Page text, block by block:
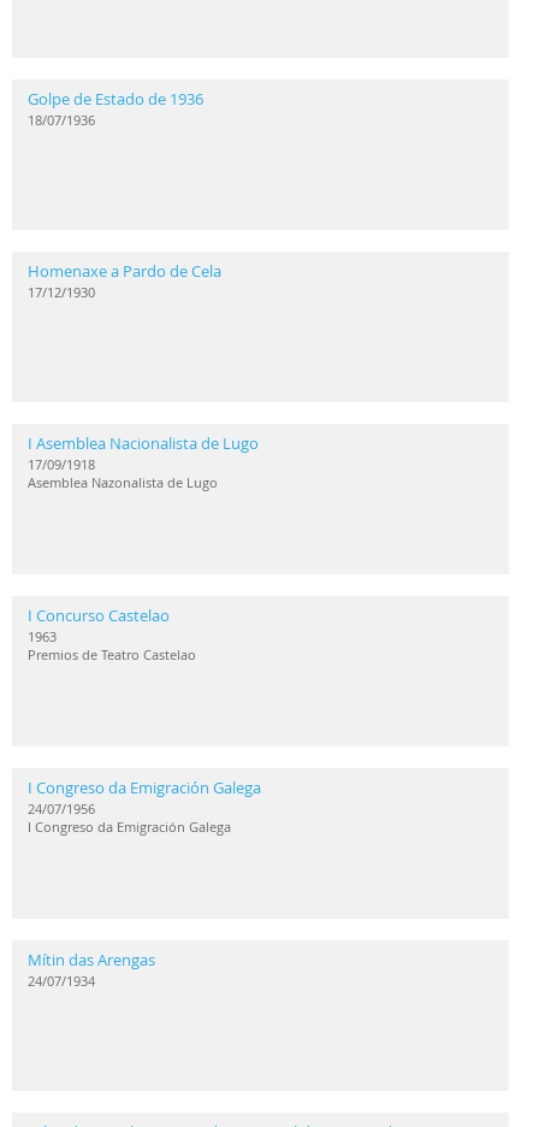
Golpe de Estado de 1936
18/07/1936
Homenaxe a Pardo de Cela
17/12/1930
I Asemblea Nacionalista de Lugo
17/09/1918
Asemblea Nazonalista de Lugo
I Concurso Castelao
1963
Premios de Teatro Castelao
I Congreso da Emigración Galega
24/07/1956
I Congreso da Emigración Galega
Mítin das Arengas
24/07/1934